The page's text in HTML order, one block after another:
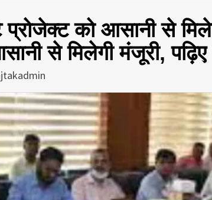
को आसानी से
से मिलेगी मंजूरी,